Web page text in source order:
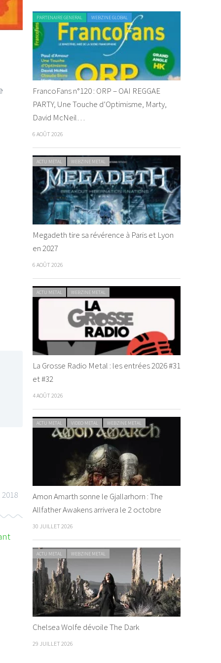
2018
WEBZINE REGGAE
PARTENAIRE GENERAL WEBZINE GLOBAL
FrancoFans n°120 : ORP – OAI REGGAE
PARTY, Une Touche d’Optimisme, Marty,
David McNeil…
6 AOÛT 2026
ACTU METAL WEBZINE METAL
Megadeth tire sa révérence à Paris et Lyon
en 2027
6 AOÛT 2026
ACTU METAL WEBZINE METAL
La Grosse Radio Metal : les entrées 2026 #31
et #32
4 AOÛT 2026
ACTU METAL VIDEO METAL WEBZINE METAL
Amon Amarth sonne le Gjallarhorn : The
Allfather Awakens arrivera le 2 octobre
30 JUILLET 2026
ACTU METAL WEBZINE METAL
Chelsea Wolfe dévoile The Dark
29 JUILLET 2026